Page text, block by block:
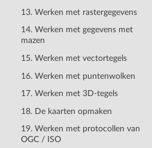
13. Werken met rastergegevens
14. Werken met gegevens met
mazen
15. Werken met vectortegels
16. Werken met puntenwolken
17. Werken met 3D-tegels
18. De kaarten opmaken
19. Werken met protocollen van
OGC / ISO